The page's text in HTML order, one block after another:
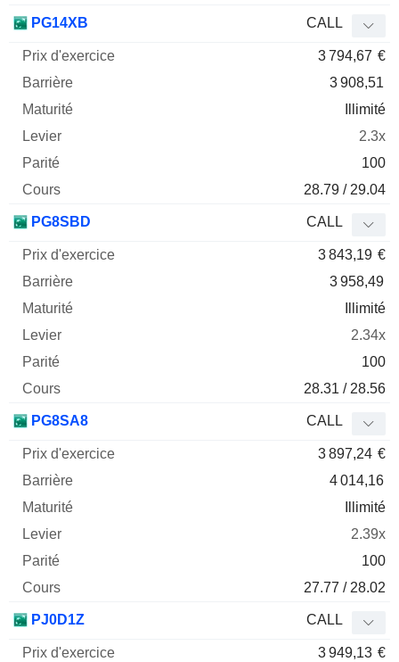
PG14XB CALL
3 794,67 €
3 908,51
Illimité
2.3x
100
28.79 / 29.04
PG8SBD CALL
3 843,19 €
3 958,49
Illimité
2.34x
100
28.31 / 28.56
PG8SA8 CALL
3 897,24 €
4 014,16
Illimité
2.39x
100
27.77 / 28.02
PJ0D1Z CALL
3 949,13 €